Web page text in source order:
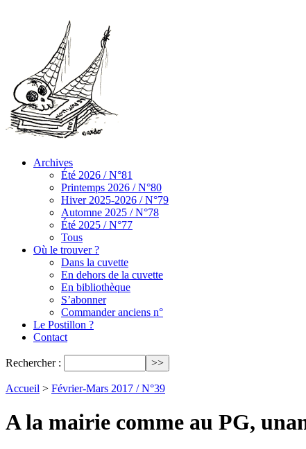
Archives
Été 2026 / N°81
Printemps 2026 / N°80
Hiver 2025-2026 / N°79
Automne 2025 / N°78
Été 2025 / N°77
Tous
Où le trouver ?
Dans la cuvette
En dehors de la cuvette
En bibliothèque
S’abonner
Commander anciens n°
Le Postillon ?
Contact
Rechercher :
Accueil > Février-Mars 2017 / N°39
A la mairie comme au PG,